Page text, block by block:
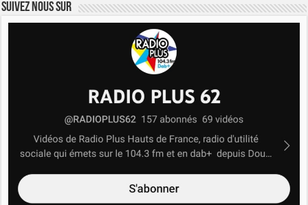
Suivez nous sur